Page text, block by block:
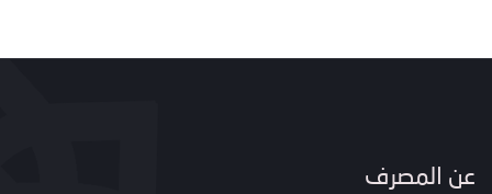
عن المصرف